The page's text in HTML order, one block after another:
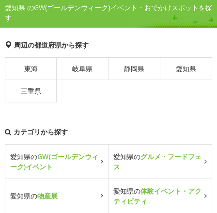
愛知県 のGW(ゴールデンウィーク)イベント・おでかけスポットを探
す
周辺の都道府県から探す
東海 岐阜県 静岡県 愛知県
三重県
カテゴリから探す
愛知県のGW(ゴールデンウィ
ーク)イベント
愛知県のグルメ・フードフェ
ス
愛知県の物産展
愛知県の体験イベント・アク
ティビティ